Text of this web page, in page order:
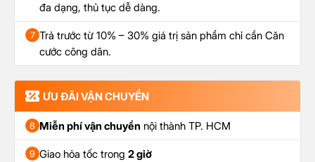
đa dạng, thủ tục dễ dàng.
7 Trả trước từ 10% – 30% giá trị sản phẩm chỉ cần Căn
cước công dân.
ƯU ĐÃI VẬN CHUYỂN
8 Miễn phí vận chuyển nội thành TP. HCM
9 Giao hỏa tốc trong 2 giờ